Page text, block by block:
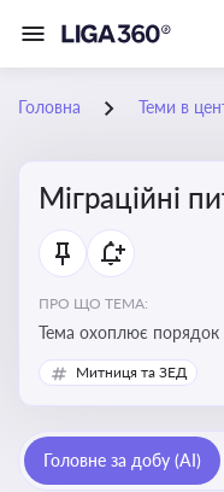
Головна Теми в
Міграційні
ПРО ЩО ТЕМА:
Тема охоплює порядок
працевлаштування
втрату громадянства
Митниця та ЗЕД
Головне за добу (AI)